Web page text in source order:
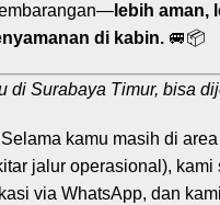
lebih aman,
di kabin. 🚐📦
di Surabaya Timur, bisa
kamu masih di
jalur operasional), kami
via WhatsApp, dan